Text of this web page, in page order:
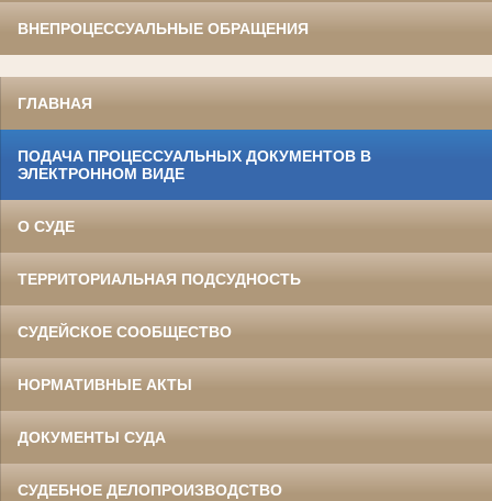
ВНЕПРОЦЕССУАЛЬНЫЕ ОБРАЩЕНИЯ
ГЛАВНАЯ
ПОДАЧА ПРОЦЕССУАЛЬНЫХ ДОКУМЕНТОВ В
ЭЛЕКТРОННОМ ВИДЕ
О СУДЕ
ТЕРРИТОРИАЛЬНАЯ ПОДСУДНОСТЬ
СУДЕЙСКОЕ СООБЩЕСТВО
НОРМАТИВНЫЕ АКТЫ
ДОКУМЕНТЫ СУДА
СУДЕБНОЕ ДЕЛОПРОИЗВОДСТВО